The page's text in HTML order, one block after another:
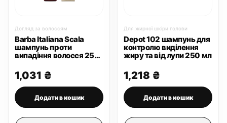
Догляд за волоссям
Barba Italiana Scala
шампунь проти
випадіння волосся 250
1,031 ₴
Додати в кошик
Для жирної шкіри голови
Depot 102 шампунь для
контролю виділення
жиру та від лупи 250 мл
1,218 ₴
Додати в кошик